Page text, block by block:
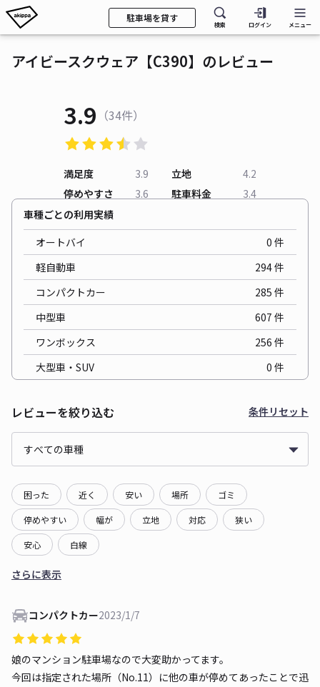
駐車場を貸す
検索 ログイン メニュー
アイビースクウェア【C390】のレビュー
3.9 （34件）
満足度 3.9 立地
4.2
停めやすさ
3.6 駐車料金
3.4
車種ごとの利用実績
オートバイ
0 件
軽自動車
294件
コンパクトカー
285 件
中型車
607 件
ワンボックス
256 件
大型車・SUV
0 件
レビューを絞り込む 条件リセット
困った 近く 安い 場所 ゴミ
停めやすい 幅が 立地 対応 狭い
安心 白線
さらに表示
コンパクトカー2023/1/7
娘のマンション駐車場なので大変助かってます。
今回は指定された場所（No.11）に他の車が停めてあったことで迅